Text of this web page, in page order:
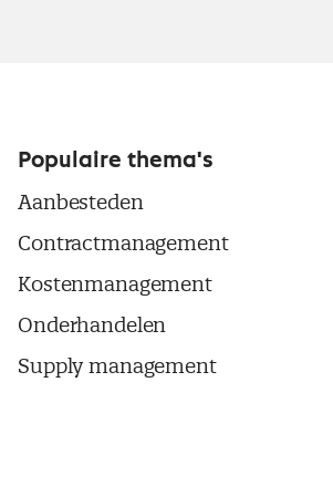
Populaire thema's
Aanbesteden
Contractmanagement
Kostenmanagement
Onderhandelen
Supply management